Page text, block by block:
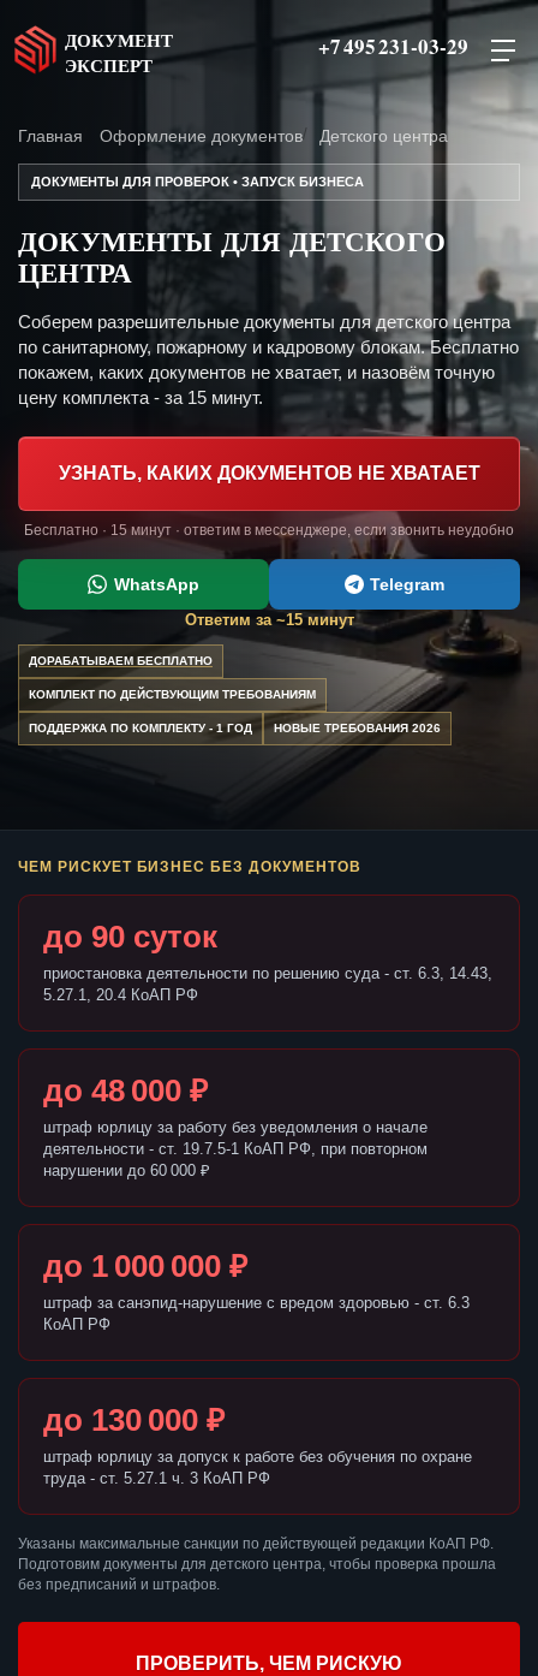
ДОКУМЕНТ
ЭКСПЕРТ
+7 495 231-03-29
Главная Оформление документов Детского центра
ДОКУМЕНТЫ ДЛЯ ПРОВЕРОК • ЗАПУСК БИЗНЕСА
ДОКУМЕНТЫ ДЛЯ ДЕТСКОГО
ЦЕНТРА
Соберем разрешительные документы для детского центра
по санитарному, пожарному и кадровому блокам. Бесплатно
покажем, каких документов не хватает, и назовём точную
цену комплекта - за 15 минут.
УЗНАТЬ, КАКИХ ДОКУМЕНТОВ НЕ ХВАТАЕТ
Бесплатно · 15 минут · ответим в мессенджере, если звонить неудобно
WhatsApp Telegram
Ответим за ~15 минут
ДОРАБАТЫВАЕМ БЕСПЛАТНО
КОМПЛЕКТ ПО ДЕЙСТВУЮЩИМ ТРЕБОВАНИЯМ
ПОДДЕРЖКА ПО КОМПЛЕКТУ - 1 ГОД НОВЫЕ ТРЕБОВАНИЯ 2026
ЧЕМ РИСКУЕТ БИЗНЕС БЕЗ ДОКУМЕНТОВ
до 90 суток
приостановка деятельности по решению суда - ст. 6.3, 14.43,
5.27.1, 20.4 КоАП РФ
до 48 000 ₽
штраф юрлицу за работу без уведомления о начале
деятельности - ст. 19.7.5-1 КоАП РФ, при повторном
нарушении до 60 000 ₽
до 1 000 000 ₽
штраф за санэпид-нарушение с вредом здоровью - ст. 6.3
КоАП РФ
до 130 000 ₽
штраф юрлицу за допуск к работе без обучения по охране
труда - ст. 5.27.1 ч. 3 КоАП РФ
Указаны максимальные санкции по действующей редакции КоАП РФ.
Подготовим документы для детского центра, чтобы проверка прошла
без предписаний и штрафов.
ПРОВЕРИТЬ, ЧЕМ РИСКУЮ